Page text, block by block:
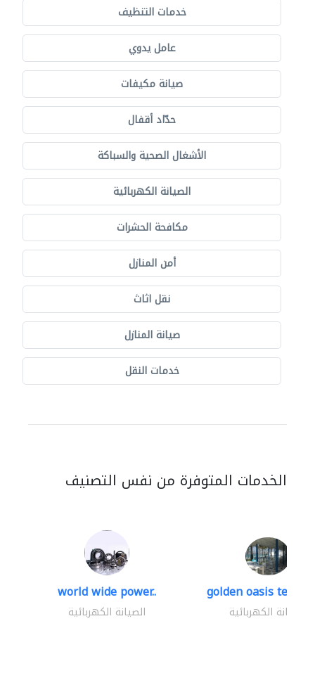
خدمات التنظيف
عامل يدوي
صيانة مكيفات
حدّاد أقفال
الأشغال الصحية والسباكة
الصيانة الكهربائية
مكافحة الحشرات
أمن المنازل
نقل اثاث
صيانة المنازل
خدمات النقل
الخدمات المتوفرة من نفس التصنيف
world wide power..
الصيانة الكهربائية
golden oasis
الصيانة الكهربائية